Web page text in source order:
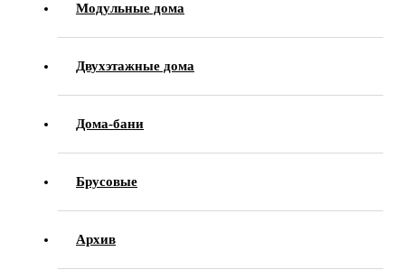
Модульные дома
Двухэтажные дома
Дома-бани
Брусовые
Архив